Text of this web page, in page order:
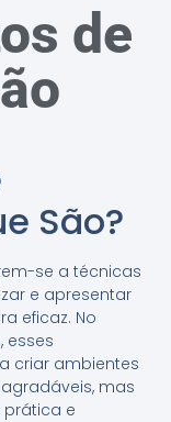
de
São?
se a técnicas
e apresentar
eficaz. No
esses
criar ambientes
mas
e